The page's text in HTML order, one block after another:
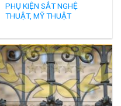
PHỤ KIỆN SẮT NGHỆ
THUẬT, MỸ THUẬT